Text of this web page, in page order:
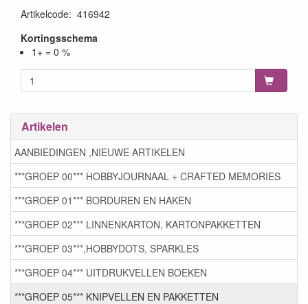
Artikelcode: 416942
Kortingsschema
1+ = 0 %
Artikelen
AANBIEDINGEN ,NIEUWE ARTIKELEN
***GROEP 00*** HOBBYJOURNAAL + CRAFTED MEMORIES
***GROEP 01*** BORDUREN EN HAKEN
***GROEP 02*** LINNENKARTON, KARTONPAKKETTEN
***GROEP 03***,HOBBYDOTS, SPARKLES
***GROEP 04*** UITDRUKVELLEN BOEKEN
***GROEP 05*** KNIPVELLEN EN PAKKETTEN